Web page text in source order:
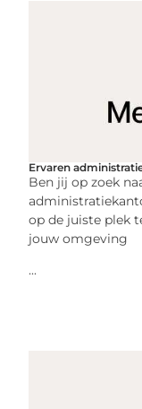
Ervaren
Ben jij op zoek
op de juiste plek
jouw omgeving
...